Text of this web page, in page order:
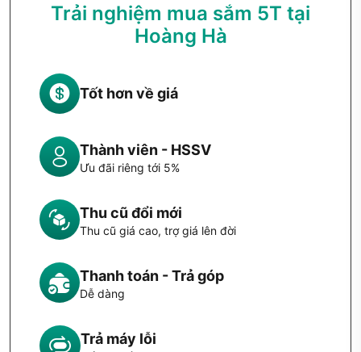
Trải nghiệm mua sắm 5T tại
Hoàng Hà
Tốt hơn về giá
Thành viên - HSSV
Ưu đãi riêng tới 5%
Thu cũ đổi mới
Thu cũ giá cao, trợ giá lên đời
Thanh toán - Trả góp
Dễ dàng
Trả máy lỗi